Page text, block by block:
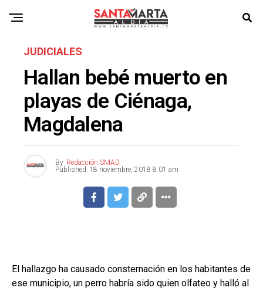
JUDICIALES
Hallan bebé muerto en
playas de Ciénaga,
Magdalena
By Redacción SMAD
Published 18 noviembre, 2018 8:01 am
El hallazgo ha causado consternación en los habitantes de
ese municipio, un perro habría sido quien olfateo y halló al